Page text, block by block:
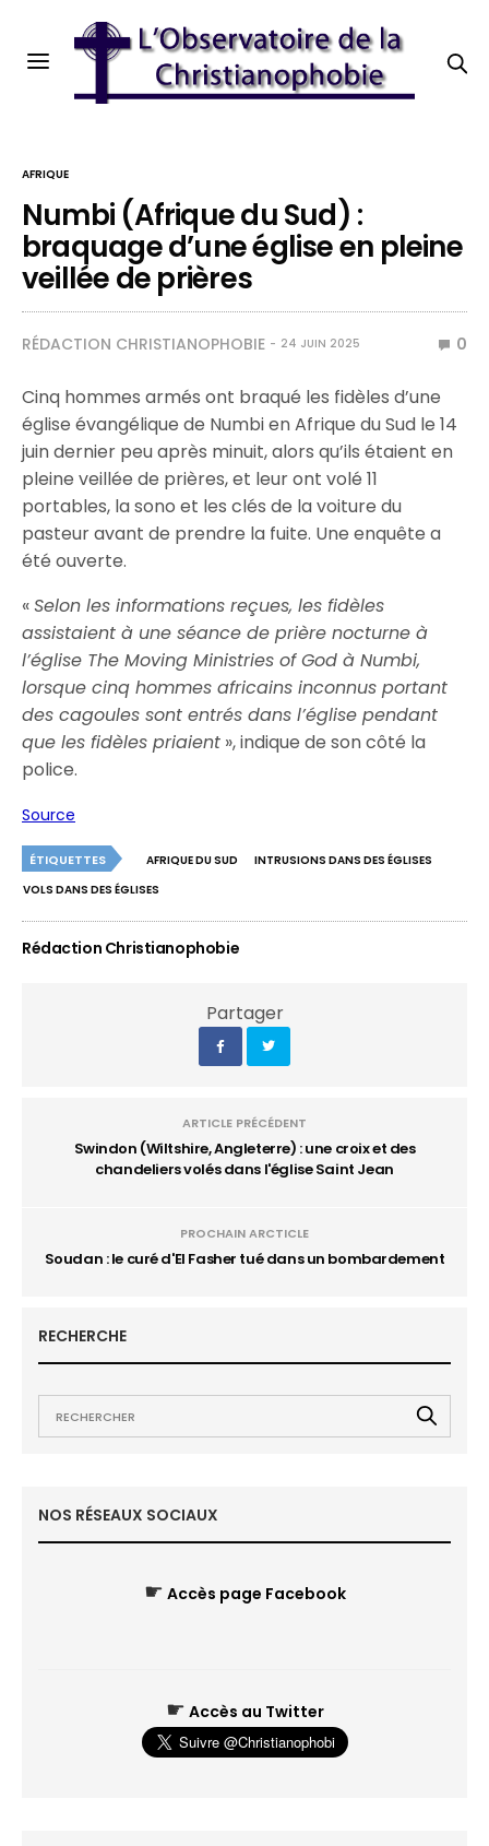
AFRIQUE
Numbi (Afrique du Sud) :
braquage d’une église en pleine
veillée de prières
RÉDACTION CHRISTIANOPHOBIE 24 JUIN 2025 0
Cinq hommes armés ont braqué les fidèles d’une
église évangélique de Numbi en Afrique du Sud le 14
juin dernier peu après minuit, alors qu’ils étaient en
pleine veillée de prières, et leur ont volé 11
portables, la sono et les clés de la voiture du
pasteur avant de prendre la fuite. Une enquête a
été ouverte.
«Selon les informations reçues, les fidèles
assistaient à une séance de prière nocturne à
l’église The Moving Ministries of God à Numbi,
lorsque cinq hommes africains inconnus portant
des cagoules sont entrés dans l’église pendant
que les fidèles priaient », indique de son côté la
police.
Source
ÉTIQUETTES AFRIQUE DU SUD
INTRUSIONS DANS DES ÉGLISES
VOLS DANS DES ÉGLISES
Rédaction Christianophobie
Partager
ARTICLE PRÉCÉDENT
Swindon (Wiltshire, Angleterre) : une croix et des
chandeliers volés dans l'église Saint Jean
PROCHAIN ARCTICLE
Soudan : le curé d'El Fasher tué dans un bombardement
RECHERCHE
NOS RÉSEAUX SOCIAUX
☛ Accès page Facebook
☛ Accès au Twitter